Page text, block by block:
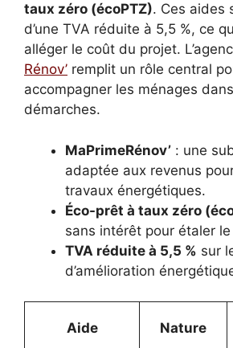
taux zéro (écoPTZ). Ces aides
d’une TVA réduite à 5,5 %, ce
alléger le coût du projet.
Rénov’ remplit un rôle central
accompagner les ménages
démarches.
MaPrimeRénov’ : une
adaptée aux revenus
travaux énergétiques.
Éco-prêt à taux zéro
sans intérêt pour étaler
TVA réduite à 5,5 % sur
d’amélioration
Aide Nature